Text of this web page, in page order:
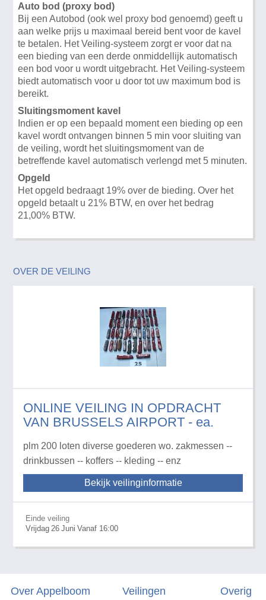
Auto bod (proxy bod)
Bij een Autobod (ook wel proxy bod genoemd) geeft u
aan welke prijs u maximaal bereid bent voor de kavel
te betalen. Het Veiling-systeem zorgt er voor dat na
een bieding van een derde onmiddellijk automatisch
een bod voor u wordt uitgebracht. Het Veiling-systeem
biedt automatisch voor u door tot uw maximum bod is
bereikt.
Sluitingsmoment kavel
Indien er op een bepaald moment een bieding op een
kavel wordt ontvangen binnen 5 min voor sluiting van
de veiling, wordt het sluitingsmoment van de
betreffende kavel automatisch verlengd met 5 minuten.
Opgeld
Het opgeld bedraagt 19% over de bieding. Over het
opgeld betaalt u 21% BTW, en over het bedrag
21,00% BTW.
OVER DE VEILING
ONLINE VEILING IN OPDRACHT
VAN BRUSSELS AIRPORT - ea.
plm 200 loten diverse goederen wo. zakmessen --
drinkbussen -- koffers -- kleding -- enz
Bekijk veilinginformatie
Einde veiling
Vrijdag 26 Juni Vanaf 16:00
Over Appelboom Veilingen Overig